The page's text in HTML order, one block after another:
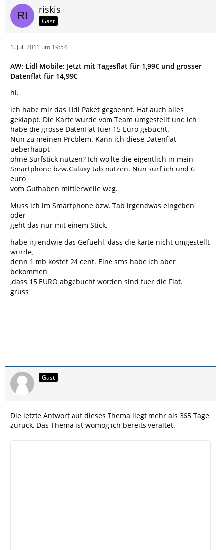
riskis
Gast
1. Juli 2011 um 19:54
AW: Lidl Mobile: Jetzt mit Tagesflat für 1,99€ und grosser
Datenflat für 14,99€
hi.
ich habe mir das Lidl Paket gegoennt. Hat auch alles
geklappt. Die Karte wurde vom Team umgestellt und ich
habe die grosse Datenflat fuer 15 Euro gebucht.
Nun zu meinen Problem. Kann ich diese Datenflat
ueberhaupt
ohne Surfstick nutzen? Ich wollte die eigentlich in mein
Smartphone bzw.Galaxy tab nutzen. Nun surf ich und 6
euro
vom Guthaben mittlerweile weg.
Muss ich im Smartphone bzw. Tab irgendwas eingeben
oder
geht das nur mit einem Stick.
habe irgendwie das Gefuehl, dass die karte nicht umgestellt
wurde,
denn 1 mb kostet 24 cent. Eine sms habe ich aber
bekommen
,dass 15 EURO abgebucht worden sind fuer die Flat.
gruss
Gast
Die letzte Antwort auf dieses Thema liegt mehr als 365 Tage
zurück. Das Thema ist womöglich bereits veraltet.